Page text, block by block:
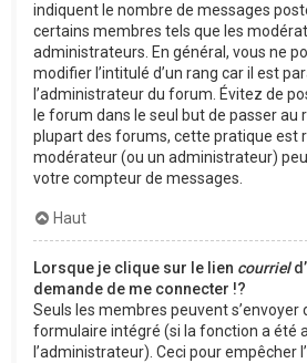
indiquent le nombre de messages
certains membres tels que les
administrateurs. En général, vous ne
modifier l’intitulé d’un rang car il est
l’administrateur du forum. Évitez de
le forum dans le seul but de passer au
plupart des forums, cette pratique est
modérateur (ou un administrateur)
votre compteur de messages.
Haut
Lorsque je clique sur le lien courriel
demande de me connecter !?
Seuls les membres peuvent s’envoyer
formulaire intégré (si la fonction a été
l’administrateur). Ceci pour empêcher